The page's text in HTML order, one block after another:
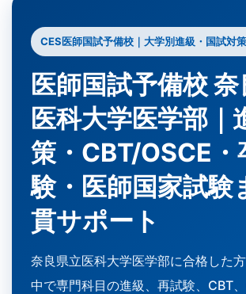
CES医師国試予備校｜大学別進級・国試対
医師国試予備校
医科大学医学部｜
策・CBT/OSCE・
験・医師国家試験
貫サポート
奈良県立医科大学医学部に合格した
中で専門科目の進級、再試験、CBT